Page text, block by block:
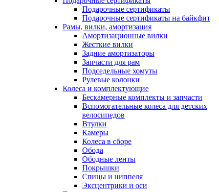
Подарочные сертификаты
Подарочные сертификаты на байкфит
Рамы, вилки, амортизация
Амортизационные вилки
Жесткие вилки
Задние амортизаторы
Запчасти для рам
Подседельные хомуты
Рулевые колонки
Колеса и комплектующие
Бескамерные комплекты и запчасти
Вспомогательные колеса для детских
велосипедов
Втулки
Камеры
Колеса в сборе
Обода
Ободные ленты
Покрышки
Спицы и ниппеля
Эксцентрики и оси